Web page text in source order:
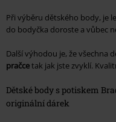
Při výběru dětského body, je
do bodyčka doroste a vůbec
Další výhodou je, že všechna
pračcetak jak jste zvyklí.
Dětské body s potiskem
originální dárek